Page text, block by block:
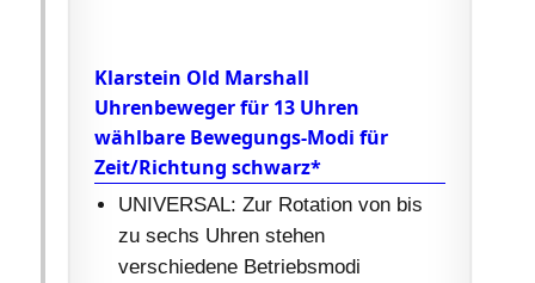
Klarstein Old Marshall
Uhrenbeweger für 13 Uhren
wählbare Bewegungs-Modi für
Zeit/Richtung schwarz*
UNIVERSAL: Zur Rotation von bis
zu sechs Uhren stehen
verschiedene Betriebsmodi